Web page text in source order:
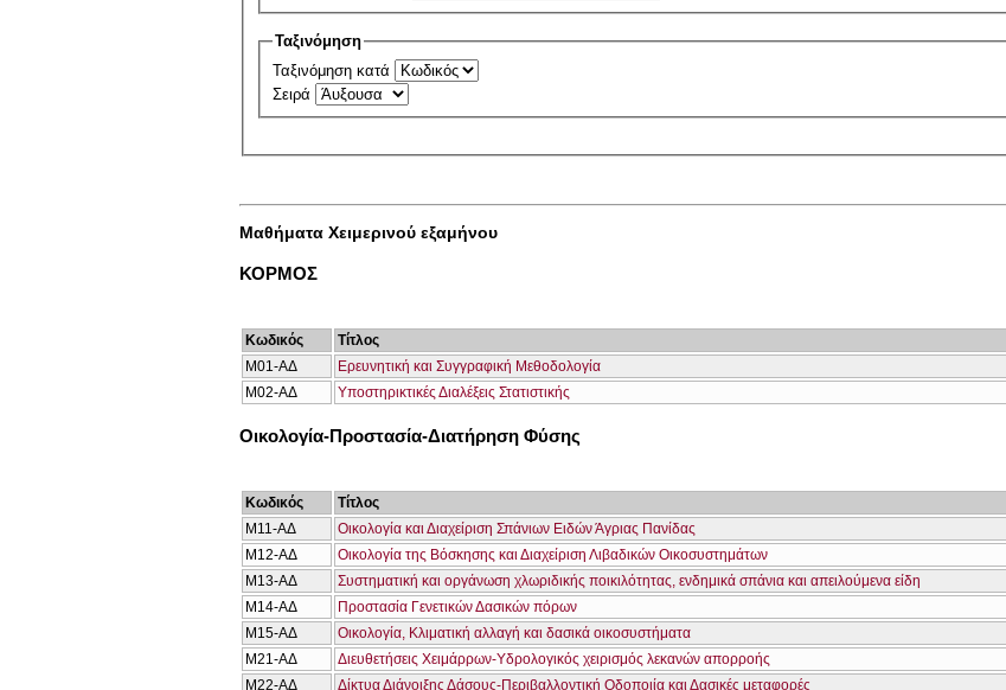
Ταξινόμηση
Ταξινόμηση κατά
Σειρά
Μαθήματα Χειμερινού εξαμήνου
ΚΟΡΜΟΣ
Κωδικός Τίτλος
Μ01-ΑΔ
Ερευνητική και Συγγραφική Μεθοδολογία
Μ02-ΑΔ
Υποστηρικτικές Διαλέξεις Στατιστικής
Οικολογία-Προστασία-Διατήρηση Φύσης
Κωδικός Τίτλος
Μ11-ΑΔ
Οικολογία και Διαχείριση Σπάνιων Ειδών Άγριας Πανίδας
Μ12-ΑΔ
Οικολογία της Βόσκησης και Διαχείριση Λιβαδικών Οικοσυστημάτων
Μ13-ΑΔ
Συστηματική και οργάνωση χλωριδικής ποικιλότητας, ενδημικά σπάνια και απειλούμενα είδη
Μ14-ΑΔ
Προστασία Γενετικών Δασικών πόρων
Μ15-ΑΔ
Οικολογία, Κλιματική αλλαγή και δασικά οικοσυστήματα
Μ21-ΑΔ
Διευθετήσεις Χειμάρρων-Υδρολογικός χειρισμός λεκανών απορροής
Μ22-ΑΔ
Δίκτυα Διάνοιξης Δάσους-Περιβαλλοντική Οδοποιία και Δασικές μεταφορές